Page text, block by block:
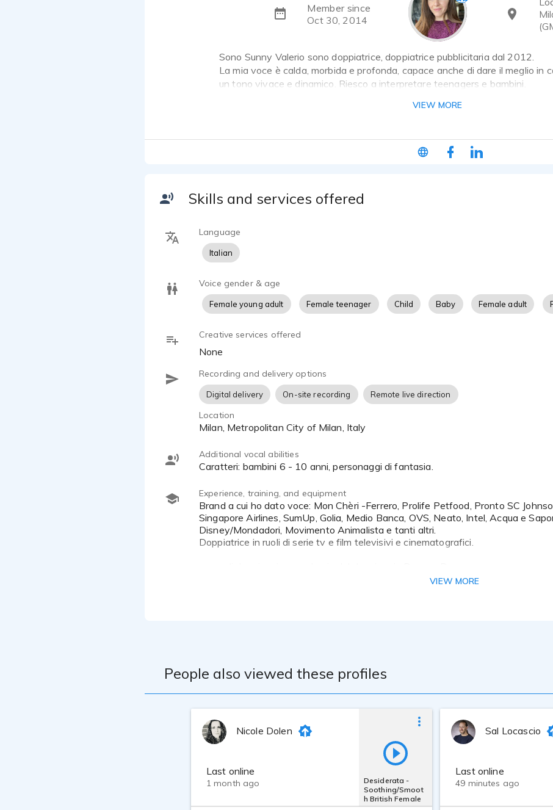
Member since
Oct 30, 2014
Sono Sunny Valerio sono doppiatrice, doppiatrice pubblicitaria dal 2012.
La mia voce è calda, morbida e profonda, capace anche di dare il meglio in
un tono vivace e dinamico. Riesco a interpretare teenagers e bambini.
VIEW MORE
Skills and services offered
Language
Italian
Voice gender & age
Female young adult Female teenager Child Baby Female adult
Creative services offered
None
Recording and delivery options
Digital delivery On-site recording Remote live direction
Location
Milan, Metropolitan City of Milan, Italy
Additional vocal abilities
caratteri: bambini 6 - 10 anni, personaggi di fantasia.
Experience, training, and equipment
Brand a cui ho dato voce: Mon Chèri -Ferrero, Prolife Petfood, Pronto SC Johnson, Rayban, OVS, Fage Total,
Singapore Airlines, SumUp, Golia, Medio Banca, OVS, Neato, Intel, Acqua e
Disney/Mondadori, Movimento Animalista e tanti altri.
Doppiatrice in ruoli di serie tv e film televisivi e cinematografici.
VIEW MORE
People also viewed these profiles
Nicole Dolen
Last online
1 month ago
Desiderata -
Soothing/Smoot
h British Female
Sal Locascio
Last online
49 minutes ago